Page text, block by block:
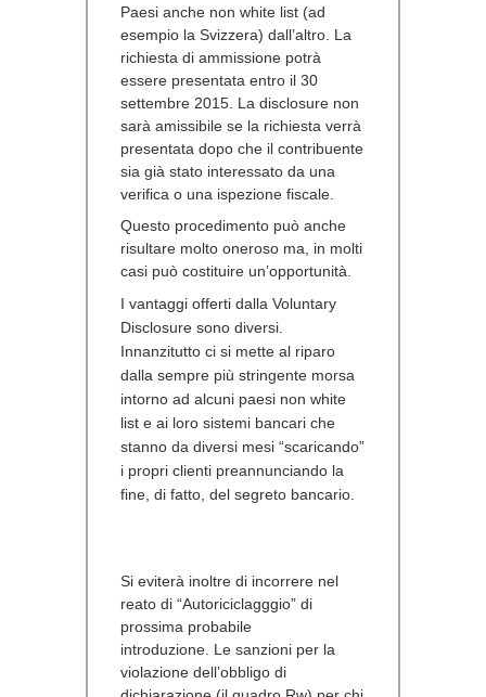
Paesi anche non white list (ad
esempio la Svizzera) dall’altro. La
richiesta di ammissione potrà
essere presentata entro il 30
settembre 2015 . La disclosure non
sarà amissibile se la richiesta verrà
presentata dopo che il contribuente
sia già stato interessato da una
verifica o una ispezione fiscale.
Questo procedimento può anche
risultare molto oneroso ma, in molti
casi può costituire un’opportunità.
I vantaggi offerti dalla Voluntary
Disclosure sono diversi.
Innanzitutto ci si mette al riparo
dalla sempre più stringente morsa
intorno ad alcuni paesi non white
list e ai loro sistemi bancari che
stanno da diversi mesi “scaricando”
i propri clienti preannunciando la
fine, di fatto, del segreto bancario.
Si eviterà inoltre di incorrere nel
reato di “Autoriciclagggio” di
prossima probabile
introduzione. Le sanzioni per la
violazione dell’obbligo di